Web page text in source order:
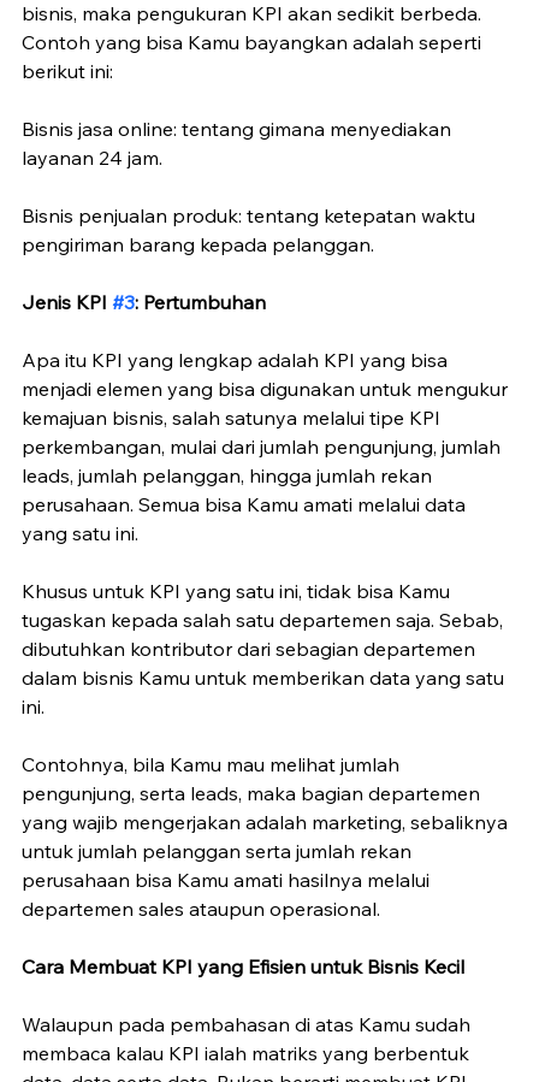
bisnis, maka pengukuran KPI akan sedikit berbeda.
Contoh yang bisa Kamu bayangkan adalah seperti
berikut ini:
Bisnis jasa online: tentang gimana menyediakan
layanan 24 jam.
Bisnis penjualan produk: tentang ketepatan waktu
pengiriman barang kepada pelanggan.
Jenis KPI #3: Pertumbuhan
Apa itu KPI yang lengkap adalah KPI yang bisa
menjadi elemen yang bisa digunakan untuk mengukur
kemajuan bisnis, salah satunya melalui tipe KPI
perkembangan, mulai dari jumlah pengunjung, jumlah
leads, jumlah pelanggan, hingga jumlah rekan
perusahaan. Semua bisa Kamu amati melalui data
yang satu ini.
Khusus untuk KPI yang satu ini, tidak bisa Kamu
tugaskan kepada salah satu departemen saja. Sebab,
dibutuhkan kontributor dari sebagian departemen
dalam bisnis Kamu untuk memberikan data yang satu
ini.
Contohnya, bila Kamu mau melihat jumlah
pengunjung, serta leads, maka bagian departemen
yang wajib mengerjakan adalah marketing, sebaliknya
untuk jumlah pelanggan serta jumlah rekan
perusahaan bisa Kamu amati hasilnya melalui
departemen sales ataupun operasional.
Cara Membuat KPI yang Efisien untuk Bisnis Kecil
Walaupun pada pembahasan di atas Kamu sudah
membaca kalau KPI ialah matriks yang berbentuk